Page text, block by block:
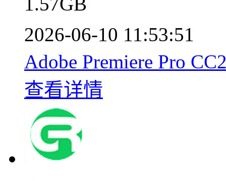
2026-06-10 11:53:51
Adobe Premiere Pro
查看详情